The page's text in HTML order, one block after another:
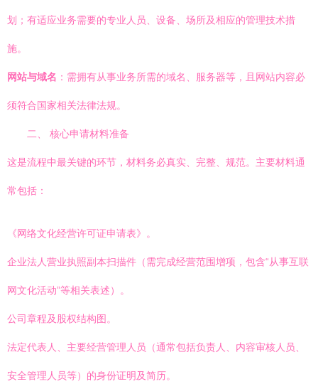
划；有适应业务需要的专业人员、设备、场所及相应的管理技术措
施。
网站与域名 ：需拥有从事业务所需的域名、服务器等，且网站内容必
须符合国家相关法律法规。
二、 核心申请材料准备
这是流程中最关键的环节，材料务必真实、完整、规范。主要材料通
常包括：
《网络文化经营许可证申请表》。
企业法人营业执照副本扫描件（需完成经营范围增项，包含“从事互联
网文化活动”等相关表述）。
公司章程及股权结构图。
法定代表人、主要经营管理人员（通常包括负责人、内容审核人员、
安全管理人员等）的身份证明及简历。